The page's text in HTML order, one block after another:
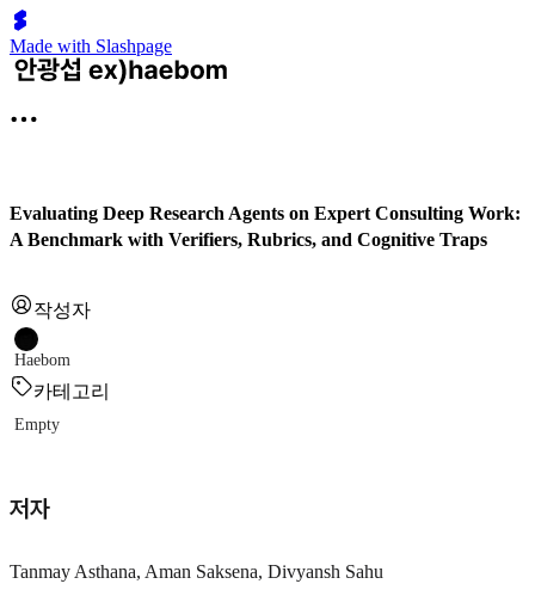
Made with Slashpage
Evaluating Deep Research Agents on Expert Consulting Work:
A Benchmark with Verifiers, Rubrics, and Cognitive Traps
작성자
Haebom
카테고리
Empty
저자
Tanmay Asthana, Aman Saksena, Divyansh Sahu